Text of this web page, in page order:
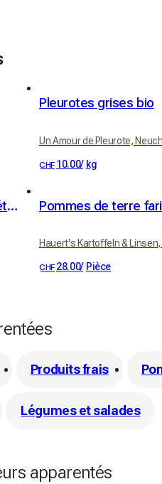
Pleurotes grises bio
Un Amour de Pleurote,
CHF 10.00/ kg
Pommes de terre cireuses (variété Erika) Pommes de terre
Hauert's Kartoffeln & Linsen,
CHF 28.00/ Pièce
Produits frais
Légumes et salades
apparentés